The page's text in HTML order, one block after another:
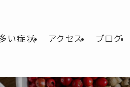
い症状 アクセス ブログ